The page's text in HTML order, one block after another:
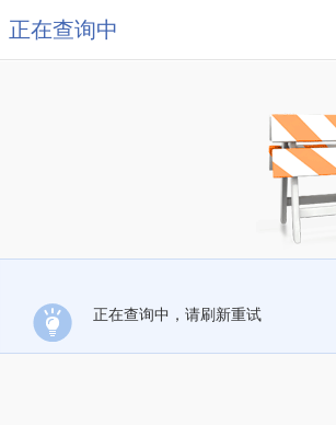
正在查询中
正在查询中，请刷新重试